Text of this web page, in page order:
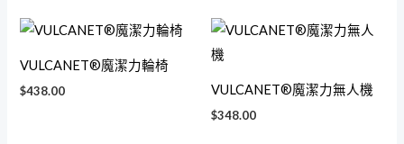
VULCANET®魔潔力輪椅
$438.00 VULCANET®魔潔力無人機
$348.00